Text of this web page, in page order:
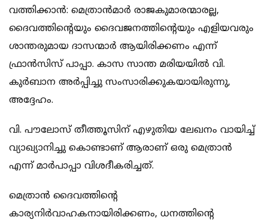
വത്തിക്കാന്‍: മെത്രാന്‍മാര്‍ രാജകുമാരന്മാരല്ല,
ദൈവത്തിന്റെയും ദൈവജനത്തിന്റെയും എളിയവരും
ശാന്തരുമായ ദാസന്മാര്‍ ആയിരിക്കണം എന്ന്
ഫ്രാന്‍സിസ് പാപ്പാ. കാസ സാന്ത മരിയയില്‍ വി.
കുര്‍ബാന അര്‍പ്പിച്ചു സംസാരിക്കുകയായിരുന്നു,
അദ്ദേഹം.
വി. പൗലോസ് തീത്തൂസിന് എഴുതിയ ലേഖനം വായിച്ച്
വ്യാഖ്യാനിച്ചു കൊണ്ടാണ് ആരാണ് ഒരു മെത്രാന്‍
എന്ന് മാര്‍പാപ്പാ വിശദീകരിച്ചത്.
മെത്രാന്‍ ദൈവത്തിന്റെ
കാര്യനിര്‍വാഹകനായിരിക്കണം, ധനത്തിന്റെ